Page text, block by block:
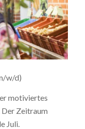
w/d)
motiviertes
Der Zeitraum
Juli.